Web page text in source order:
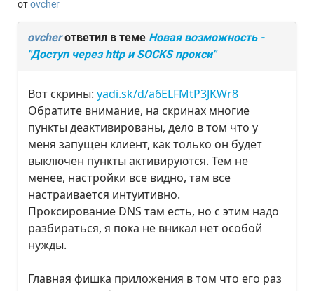
отovcher
ovcherответил в теме Новая возможность -
"Доступ через http и SOCKS прокси"
Вот скрины: yadi.sk/d/a6ELFMtP3JKWr8
Обратите внимание, на скринах многие
пункты деактивированы, дело в том что у
меня запущен клиент, как только он будет
выключен пункты активируются. Тем не
менее, настройки все видно, там все
настраивается интуитивно.
Проксирование DNS там есть, но с этим надо
разбираться, я пока не вникал нет особой
нужды.
Главная фишка приложения в том что его раз